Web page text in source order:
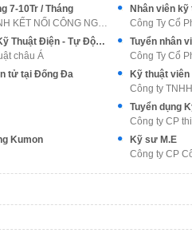
7-10Tr / Tháng
Nhân viên kỹ
Công Ty Cổ
Kỹ Sư/Cử Nhân Chuyên Nghành Kỹ Thuật Điện - Tự Động Hóa
châu Á
Tuyển nhân
Công Ty Cổ
tử tại Đống Đa
Kỹ thuật
Công ty
Tuyển dụng
Công ty CP
Kumon
Kỹ sư M.E
Công ty CP